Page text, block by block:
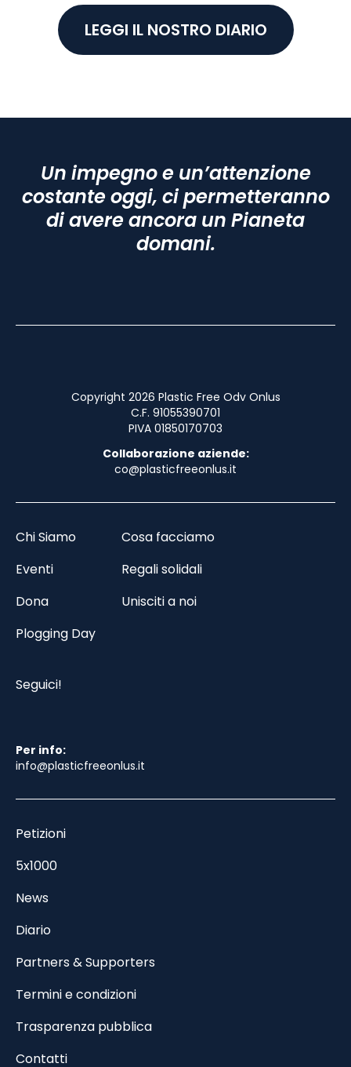
LEGGI IL NOSTRO DIARIO
Un impegno e un’attenzione
costante oggi, ci permetteranno
di avere ancora un Pianeta
domani.
Copyright 2026 Plastic Free Odv Onlus
C.F. 91055390701
PIVA 01850170703
Collaborazione aziende:
co@plasticfreeonlus.it
Chi Siamo
Cosa facciamo
Eventi
Regali solidali
Dona
Unisciti a noi
Plogging Day
Petizioni
5x1000
News
Diario
Partners & Supporters
Termini e condizioni
Trasparenza pubblica
Contatti
Seguici!
Per info:
info@plasticfreeonlus.it